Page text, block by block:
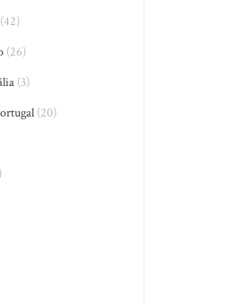
(42)
(26)
(3)
(20)